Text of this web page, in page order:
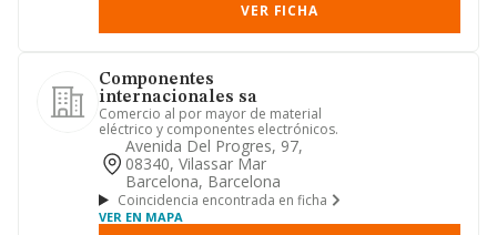
VER FICHA
Componentes
internacionales sa
Comercio al por mayor de material
eléctrico y componentes electrónicos.
Avenida Del Progres, 97,
08340, Vilassar Mar
Barcelona, Barcelona
Coincidencia encontrada en ficha
VER EN MAPA